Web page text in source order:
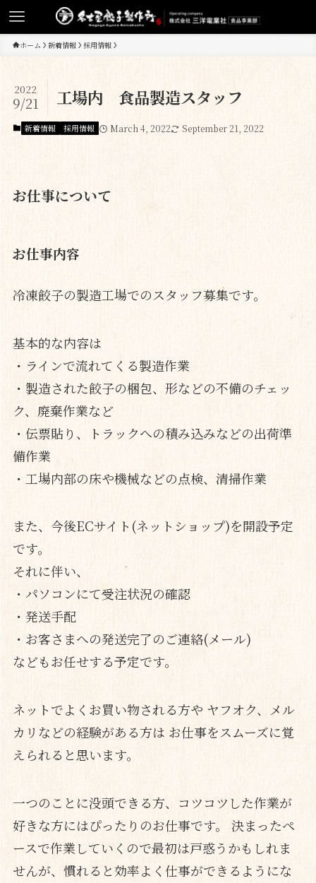
ホーム 新着情報 採用情報
工場内 食品製造スタッフ
2022
9/21
新着情報 採用情報 March 4, 2022 September 21, 2022
お仕事について
お仕事内容
冷凍餃子の製造工場でのスタッフ募集です。
基本的な内容は
・ラインで流れてくる製造作業
・製造された餃子の梱包、形などの不備のチェッ
ク、廃棄作業など
・伝票貼り、トラックへの積み込みなどの出荷準
備作業
・工場内部の床や機械などの点検、清掃作業
また、今後ECサイト(ネットショップ)を開設予定
です。
それに伴い、
・パソコンにて受注状況の確認
・発送手配
・お客さまへの発送完了のご連絡(メール)
などもお任せする予定です。
ネットでよくお買い物される方や ヤフオク、メル
カリなどの経験がある方は お仕事をスムーズに覚
えられると思います。
一つのことに没頭できる方、コツコツした作業が
好きな方にはぴったりのお仕事です。 決まったペ
ースで作業していくので最初は戸惑うかもしれま
せんが、慣れると効率よく仕事ができるようにな